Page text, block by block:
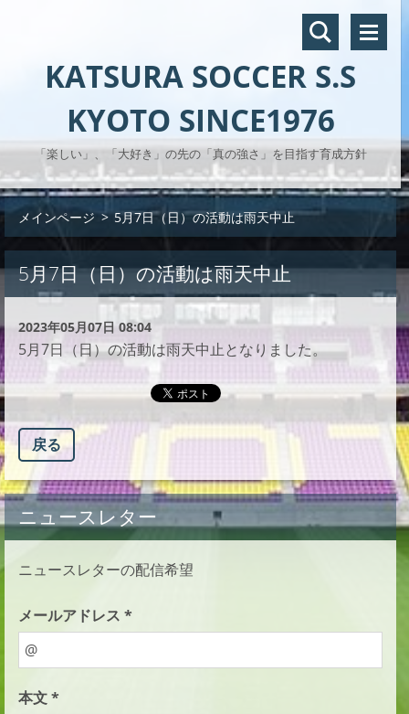
KATSURA SOCCER S.S
KYOTO SINCE1976
「楽しい」、「大好き」の先の「真の強さ」を目指す育成方針
メインページ > 5月7日（日）の活動は雨天中止
5月7日（日）の活動は雨天中止
2023年05月07日 08:04
5月7日（日）の活動は雨天中止となりました。
戻る
ニュースレター
ニュースレターの配信希望
メールアドレス *
本文 *